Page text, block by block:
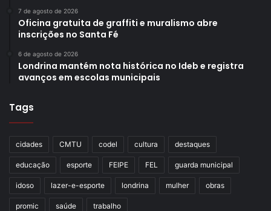
7 de agosto de 2026
Oficina gratuita de graffiti e muralismo abre
inscrições no Santa Fé
6 de agosto de 2026
Londrina mantém nota histórica no Ideb e registra
avanços em escolas municipais
Tags
cidades CMTU codel cultura destaques
educação esporte FEIPE FEL guarda municipal
idoso lazer-e-esporte londrina mulher obras
promic saúde trabalho